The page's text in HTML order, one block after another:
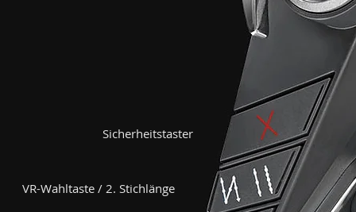
VR-Wahltaste / 2. Stichlänge
Sicherheitstaster